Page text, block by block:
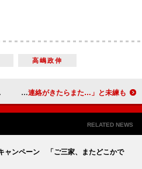
高嶋政伸
スギちゃん、音信不通の恋人と破局宣言 「連絡がきたらまた…」と未練も
RELATED NEWS
ャンペーン 「ご三家、またどこかで